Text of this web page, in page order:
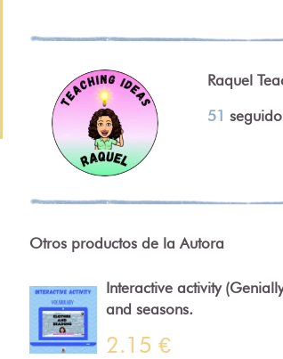
Raquel
51
Otros productos de la Autora
Interactive activity
and seasons.
2.15 €